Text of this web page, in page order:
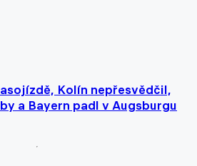
Kolín nepřesvědčil,
a Bayern padl v Augsburgu